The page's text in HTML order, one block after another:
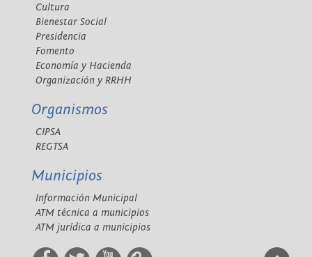
Cultura
Bienestar Social
Presidencia
Fomento
Economía y Hacienda
Organización y RRHH
Organismos
CIPSA
REGTSA
Municipios
Información Municipal
ATM técnica a municipios
ATM jurídica a municipios